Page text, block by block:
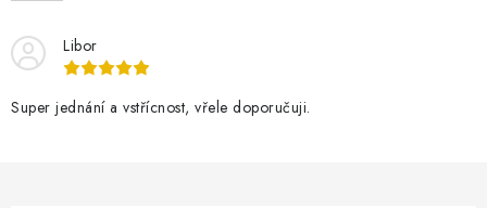
Libor
Super jednání a vstřícnost, vřele doporučuji.